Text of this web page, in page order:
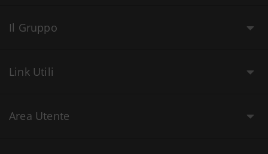
Il Gruppo
Link Utili
Area Utente